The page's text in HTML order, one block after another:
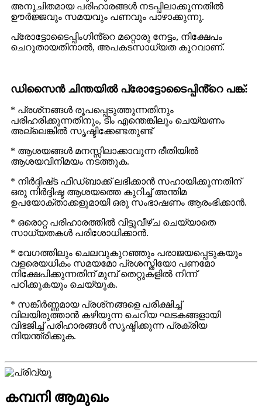
അനുചിതമായ പരിഹാരങ്ങൾ നടപ്പിലാക്കുന്നതിൽ
ഊർജ്ജവും സമയവും പണവും പാഴാക്കുന്നു.
പ്രോട്ടോടൈപ്പിംഗിൻ്റെ മറ്റൊരു നേട്ടം, നിക്ഷേപം
ചെറുതായതിനാൽ, അപകടസാധ്യത കുറവാണ്.
ഡിസൈൻ ചിന്തയിൽ പ്രോട്ടോടൈപ്പിൻ്റെ പങ്ക്:
* പ്രശ്‌നങ്ങൾ രൂപപ്പെടുത്തുന്നതിനും
പരിഹരിക്കുന്നതിനും, ടീം എന്തെങ്കിലും ചെയ്യണം
അല്ലെങ്കിൽ സൃഷ്ടിക്കേണ്ടതുണ്ട്
* ആശയങ്ങൾ മനസ്സിലാക്കാവുന്ന രീതിയിൽ
ആശയവിനിമയം നടത്തുക.
* നിർദ്ദിഷ്‌ട ഫീഡ്‌ബാക്ക് ലഭിക്കാൻ സഹായിക്കുന്നതിന്
ഒരു നിർദ്ദിഷ്ട ആശയത്തെ കുറിച്ച് അന്തിമ
ഉപയോക്താക്കളുമായി ഒരു സംഭാഷണം ആരംഭിക്കാൻ.
* ഒരൊറ്റ പരിഹാരത്തിൽ വിട്ടുവീഴ്ച ചെയ്യാതെ
സാധ്യതകൾ പരിശോധിക്കാൻ.
* വേഗത്തിലും ചെലവുകുറഞ്ഞും പരാജയപ്പെടുകയും
വളരെയധികം സമയമോ പ്രശസ്തിയോ പണമോ
നിക്ഷേപിക്കുന്നതിന് മുമ്പ് തെറ്റുകളിൽ നിന്ന്
പഠിക്കുകയും ചെയ്യുക.
* സങ്കീർണ്ണമായ പ്രശ്‌നങ്ങളെ പരീക്ഷിച്ച്
വിലയിരുത്താൻ കഴിയുന്ന ചെറിയ ഘടകങ്ങളായി
വിഭജിച്ച് പരിഹാരങ്ങൾ സൃഷ്ടിക്കുന്ന പ്രക്രിയ
നിയന്ത്രിക്കുക.
കമ്പനി ആമുഖം